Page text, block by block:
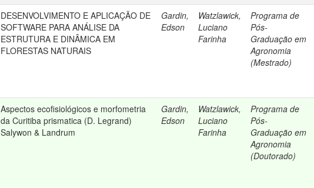
DESENVOLVIMENTO E APLICAÇÃO DE
SOFTWARE PARA ANÁLISE DA
ESTRUTURA E DINÂMICA EM
FLORESTAS NATURAIS
Gardin,
Edson
Watzlawick,
Luciano
Farinha
Programa de
Pós-
Graduação em
Agronomia
(Mestrado)
Aspectos ecofisiológicos e morfometria
da Curitiba prismatica (D. Legrand)
Salywon & Landrum
Gardin,
Edson
Watzlawick,
Luciano
Farinha
Programa de
Pós-
Graduação em
Agronomia
(Doutorado)